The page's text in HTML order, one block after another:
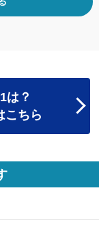
は？
こちら